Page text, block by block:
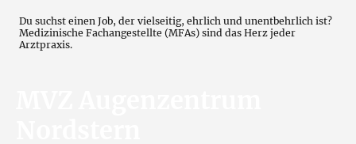
Du suchst einen Job, der vielseitig, ehrlich und unentbehrlich ist?
Medizinische Fachangestellte (MFAs) sind das Herz jeder
Arztpraxis.